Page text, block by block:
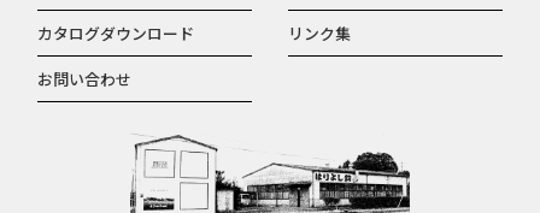
カタログダウンロード
リンク集
お問い合わせ